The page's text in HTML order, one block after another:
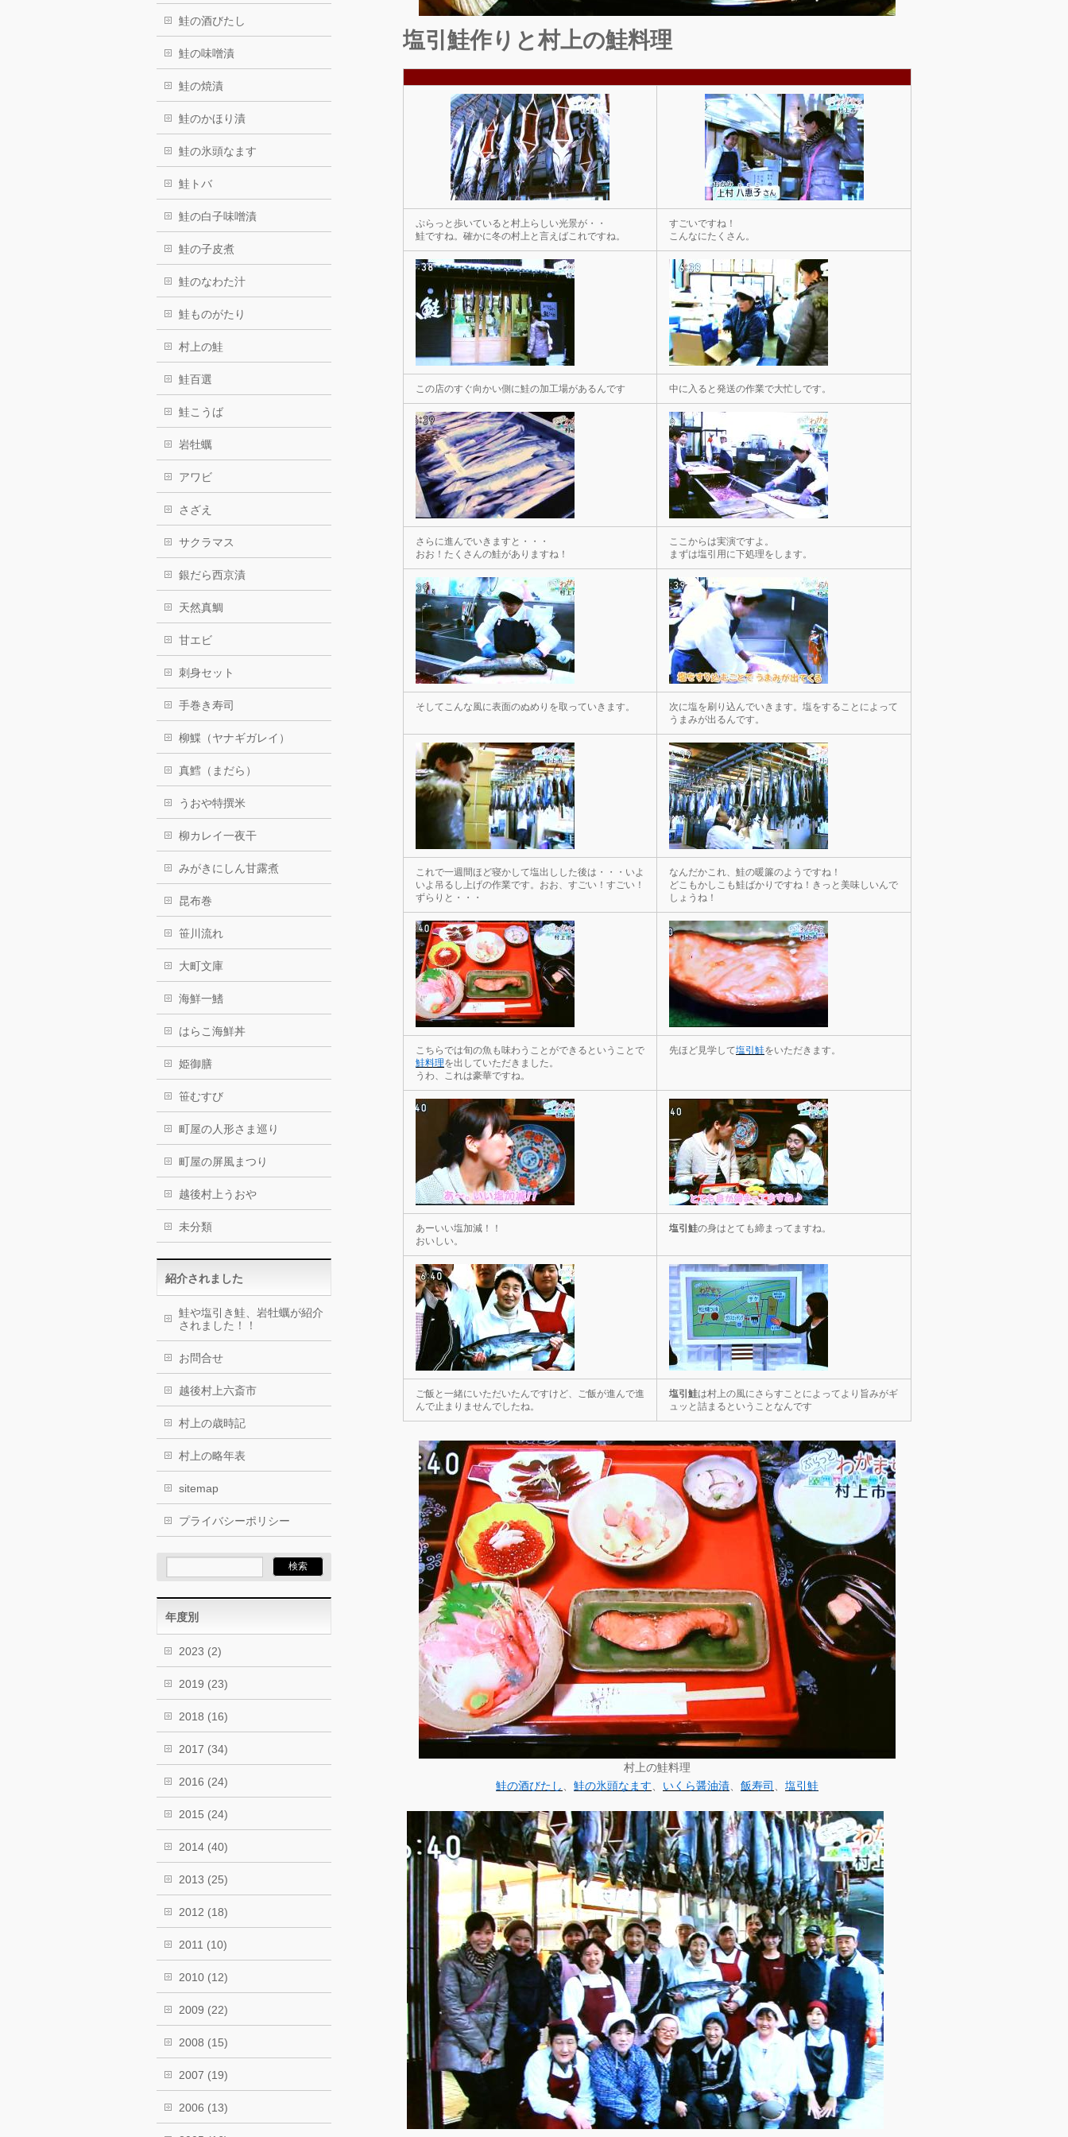
塩引鮭作りと村上の鮭料理
ぷらっと歩いていると村上らしい光景が・・
鮭ですね。確かに冬の村上と言えばこれですね。
すごいですね！
こんなにたくさん。
この店のすぐ向かい側に鮭の加工場があるんです 中に入ると発送の作業で大忙しです。
さらに進んでいきますと・・・
おお！たくさんの鮭がありますね！
ここからは実演ですよ。
まずは塩引用に下処理をします。
そしてこんな風に表面のぬめりを取っていきます。
次に塩を刷り込んでいきます。塩をすることによって
うまみが出るんです。
これで一週間ほど寝かして塩出しした後は・・・いよ
いよ吊るし上げの作業です。おお、すごい！すごい！
ずらりと・・・
なんだかこれ、鮭の暖簾のようですね！
どこもかしこも鮭ばかりですね！きっと美味しいんで
しょうね！
こちらでは旬の魚も味わうことができるということで
鮭料理を出していただきました。
うわ、これは豪華ですね。
先ほど見学して塩引鮭をいただきます。
あーいい塩加減！！
おいしい。
塩引鮭の身はとても締まってますね。
ご飯と一緒にいただいたんですけど、ご飯が進んで進
んで止まりませんでしたね。
塩引鮭は村上の風にさらすことによってより旨みがギ
ュッと詰まるということなんです
村上の鮭料理
鮭の酒びたし
鮭の氷頭なます いくら醤油漬 飯寿司 塩引鮭
鮭の酒びたし
鮭の味噌漬
鮭の焼漬
鮭のかほり漬
鮭の氷頭なます
鮭トバ
鮭の白子味噌漬
鮭の子皮煮
鮭のなわた汁
鮭ものがたり
村上の鮭
鮭百選
鮭こうば
岩牡蠣
アワビ
さざえ
サクラマス
銀だら西京漬
天然真鯛
甘エビ
刺身セット
手巻き寿司
柳鰈（ヤナギガレイ）
真鱈（まだら）
うおや特撰米
柳カレイ一夜干
みがきにしん甘露煮
昆布巻
笹川流れ
大町文庫
海鮮一鰭
はらこ海鮮丼
姫御膳
笹むすび
町屋の人形さま巡り
町屋の屏風まつり
越後村上うおや
未分類
紹介されました
鮭や塩引き鮭、岩牡蠣が紹介
されました！！
お問合せ
越後村上六斎市
村上の歳時記
村上の略年表
sitemap
プライバシーポリシー
年度別
2023 (2)
2019 (23)
2018 (16)
2017 (34)
2016 (24)
2015 (24)
2014 (40)
2013 (25)
2012 (18)
2011 (10)
2010 (12)
2009 (22)
2008 (15)
2007 (19)
2006 (13)